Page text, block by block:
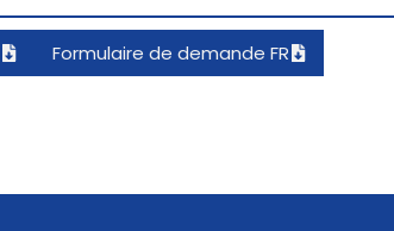
Formulaire de demande FR